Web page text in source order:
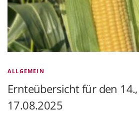
ALLGEMEIN
Ernteübersicht für den
17.08.2025